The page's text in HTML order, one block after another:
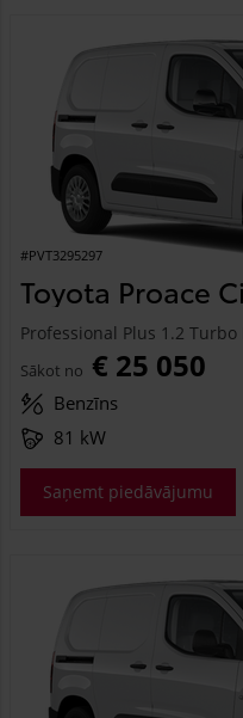
#PVT3295297
Toyota Proace
Professional Plus 1.2
Sākot no € 25 050
Benzīns
81 kW
Saņemt piedāvājumu